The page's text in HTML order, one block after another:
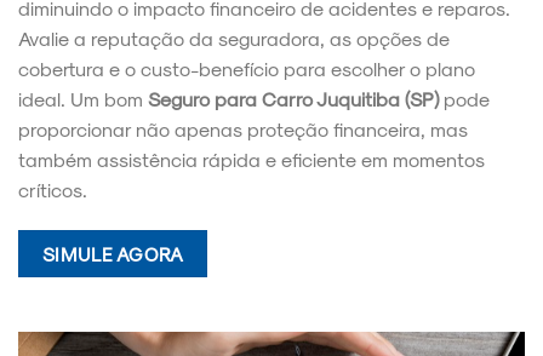
diminuindo o impacto financeiro de acidentes e reparos.
Avalie a reputação da seguradora, as opções de
cobertura e o custo-benefício para escolher o plano
ideal. Um bom Seguro para Carro Juquitiba (SP)pode
proporcionar não apenas proteção financeira, mas
também assistência rápida e eficiente em momentos
críticos.
SIMULE AGORA